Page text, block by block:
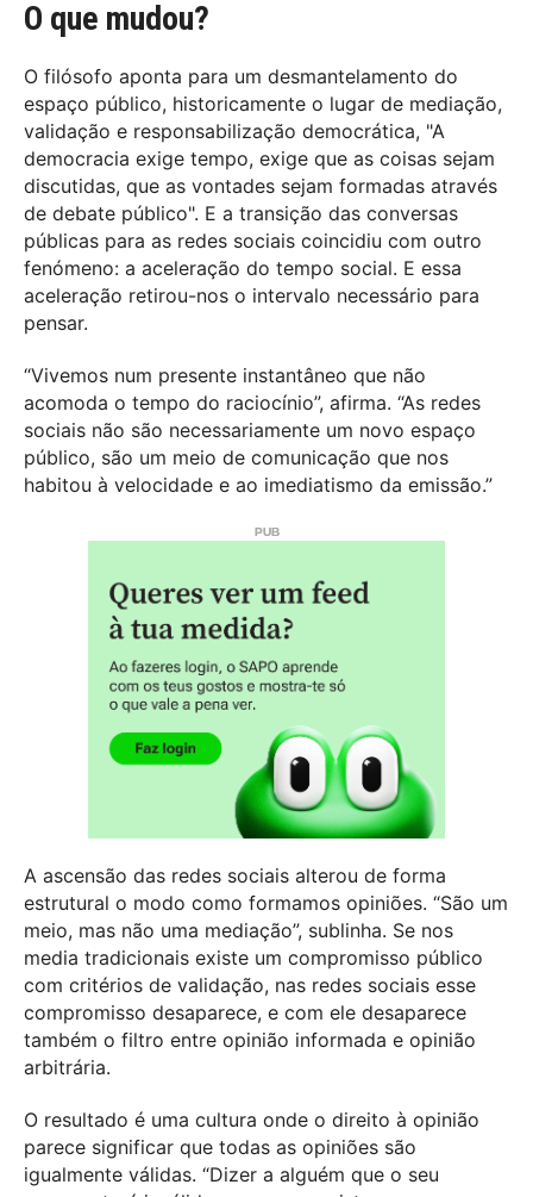
O que mudou?
O filósofo aponta para um desmantelamento do
espaço público, historicamente o lugar de mediação,
validação e responsabilização democrática, "A
democracia exige tempo, exige que as coisas sejam
discutidas, que as vontades sejam formadas através
de debate público". E a transição das conversas
públicas para as redes sociais coincidiu com outro
fenómeno: a aceleração do tempo social. E essa
aceleração retirou-nos o intervalo necessário para
pensar.
“Vivemos num presente instantâneo que não
acomoda o tempo do raciocínio”, afirma. “As redes
sociais não são necessariamente um novo espaço
público, são um meio de comunicação que nos
habitou à velocidade e ao imediatismo da emissão.”
A ascensão das redes sociais alterou de forma
estrutural o modo como formamos opiniões. “São um
meio, mas não uma mediação”, sublinha. Se nos
media tradicionais existe um compromisso público
com critérios de validação, nas redes sociais esse
compromisso desaparece, e com ele desaparece
também o filtro entre opinião informada e opinião
arbitrária.
O resultado é uma cultura onde o direito à opinião
parece significar que todas as opiniões são
igualmente válidas. “Dizer a alguém que o seu